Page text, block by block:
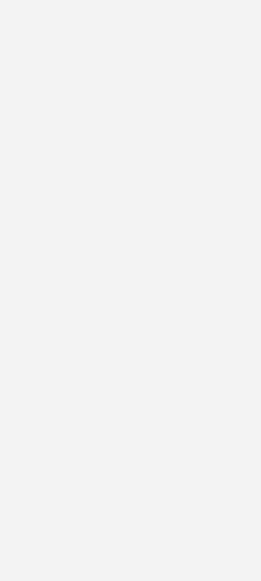
der EEG-Umlage“ ab dem 1. Januar 2023
umgesetzt werden, dass die
durch entsprechende
EEG-Konto der
(ÜNB) geleistet werden. Zur Vermeidung
bei den ÜNB soll die bisherige
der EEG-Förderkosten hilfsweise
auch sagen, dass die EEG-Umlage nicht
mehr erhoben wird.
voraussichtlich
steigen
wird allerdings voraussichtlich nur
Effekt haben, der in den nächsten
Strompreise und einen zurzeit
untergehen. Thorsten Storck,
Verivox: „Für Juni, Juli und
örtliche Versorger Preiserhöhungen
19 %. Spätestens zum
wir erneut mit flächendeckenden
Millionen Haushalte.“ Der Grund: Die
auf hohem Niveau. An den Spotmärkten
Jahr aktuell bei rund 260 Euro/MWh
Im langjährigen Mittel bewegt sich der